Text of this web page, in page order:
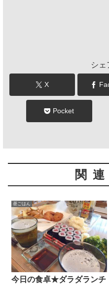
シェ
X
Pocket
関
昼ごはん
今日の食卓★ダラダランチ